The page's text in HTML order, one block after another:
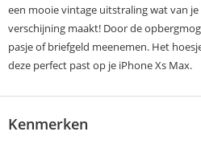
een mooie vintage uitstraling wat van
verschijning maakt! Door de
pasje of briefgeld meenemen. Het
deze perfect past op je iPhone Xs Max.
Kenmerken